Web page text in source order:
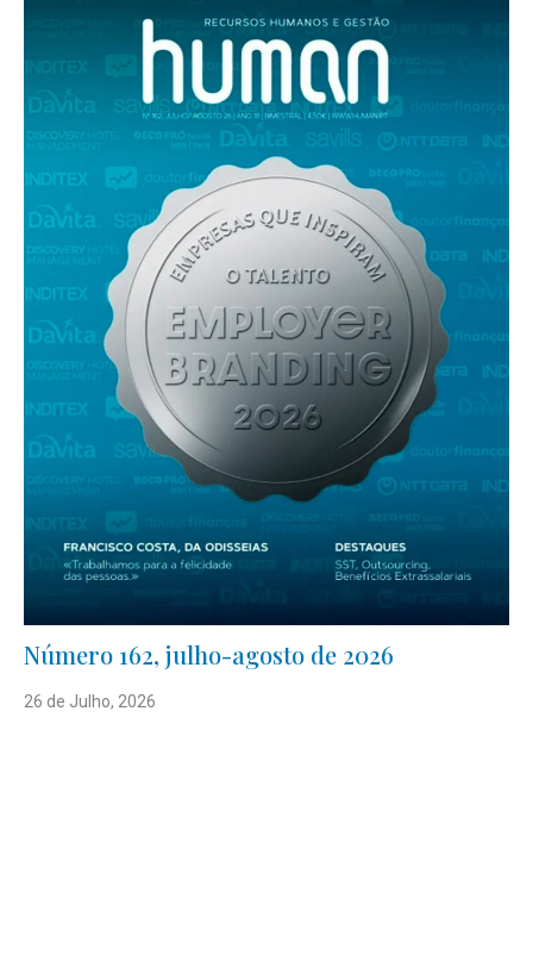
Número 162, julho-agosto de 2026
26 de Julho, 2026